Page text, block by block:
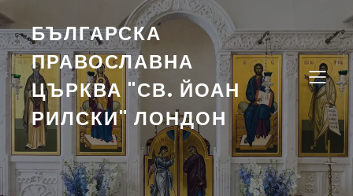
БЪЛГАРСКА
ПРАВОСЛАВНА
ЦЪРКВА "СВ. ЙОАН
РИЛСКИ" ЛОНДОН